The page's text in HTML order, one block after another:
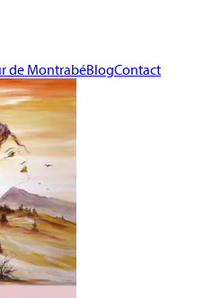
de MontrabéBlogContact